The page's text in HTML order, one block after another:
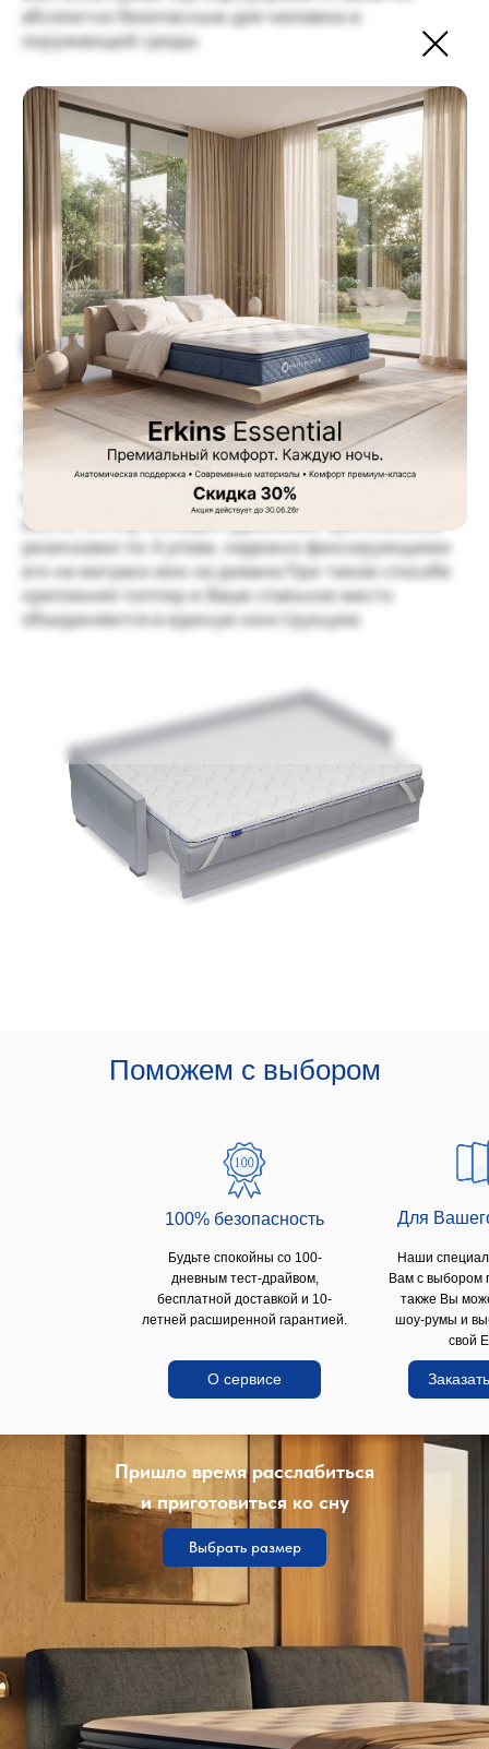
абсолютно безопасным для человека и
окружающей среды.
Используйте как удобно
Вам!
Чехол выполнен из нежного фирменного
трикотажа Bella, простеганного на
гипоаллергенном волокне Filler touch.Тактильно
приятная на ощупь «дышащая» ткань придает
топперу дополнительную мягкость и создает
благоприятный микроклимат спального
места.Топпер оснащен удобными крепежными
резинками по 4 углам, надежно фиксирующими
его на матрасе или на диване.При таком способе
крепления топпер и Ваше спальное место
объединяются в единую конструкцию
Поможем с выбором
Для
100% безопаcность
Наши
Вам с выбором
также Вы
шоу-румы и
свой
Будьте спокойны со 100-
дневным тест-драйвом,
бесплатной доставкой и 10-
летней расширенной гарантией.
О сервисе
Пришло время расслабиться
и приготовиться ко сну
Выбрать размер